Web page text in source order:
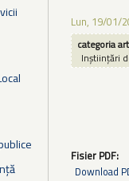
Lun, 19/01/
categoria
Inștiințări
Fisier PDF:
Download